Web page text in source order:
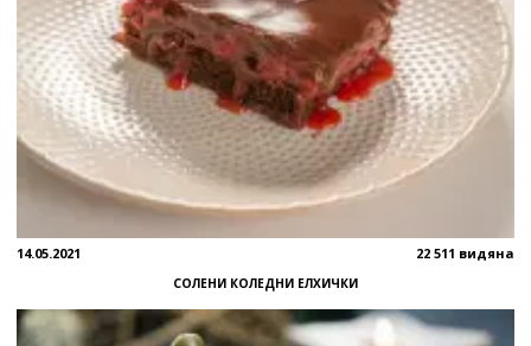
14.05.2021 22 511 видяна
СОЛЕНИ КОЛЕДНИ ЕЛХИЧКИ